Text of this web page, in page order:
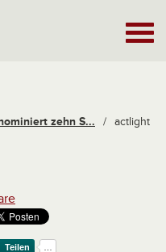
zehn S...
/ actlight